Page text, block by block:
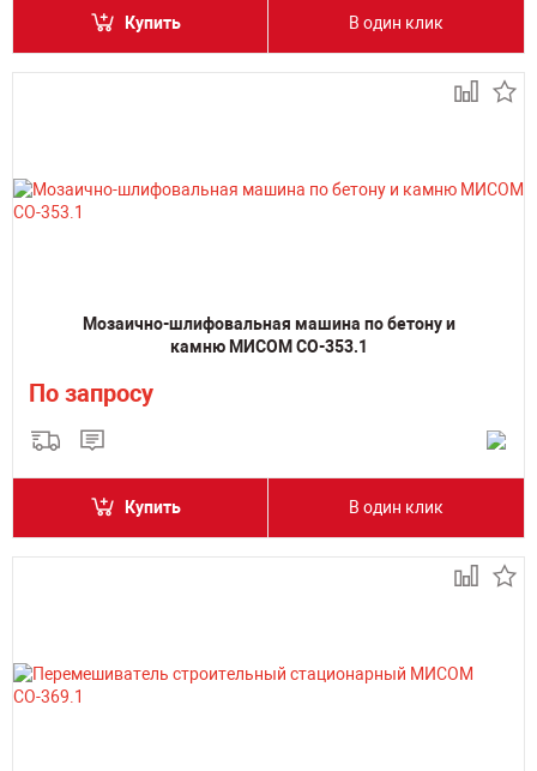
Купить В один клик
Мозаично-шлифовальная машина по бетону и
камню МИСОМ СО-353.1
По запросу
Купить В один клик